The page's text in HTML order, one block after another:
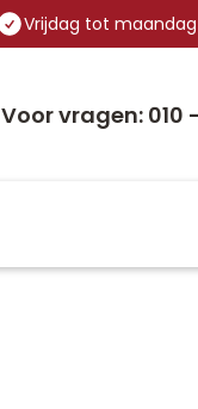
Vrijdag tot
Voor vragen: 010